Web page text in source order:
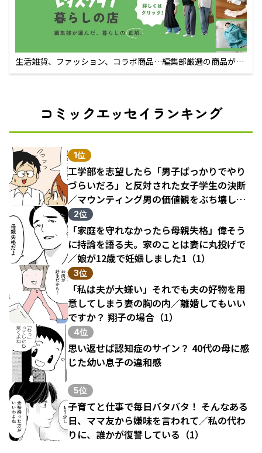
生活雑貨、ファッション、コラボ商品…編集部厳選の商品が買
えるECサイト
コミックエッセイランキング
1位
工学部を志望したら「男子ばっかりでやり
づらいだろ」と反対された女子学生の決断
／マウンティング男の価値観をぶち壊した
結果（1）
2位
「家庭を守れなかったら母親失格」偉そう
に持論を語る夫。家のことは妻に丸投げで
／娘が12歳で妊娠しました1（1）
3位
「私は夫が大嫌い」それでも夫の好物を用
意してしまう妻の胸の内／離婚してもいい
ですか？ 翔子の場合（1）
4位
思い返せば認知症のサイン？ 40代の母に感
じた幼い息子の違和感
5位
子育てと仕事で毎日バタバタ！ そんなある
日、ママ友から嫌味を言われて／私の代わ
りに、誰かが復讐している（1）